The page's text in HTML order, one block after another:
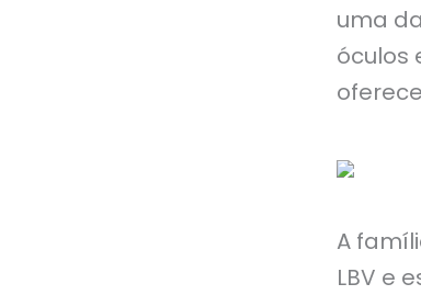
uma
óculos
A
LBV e